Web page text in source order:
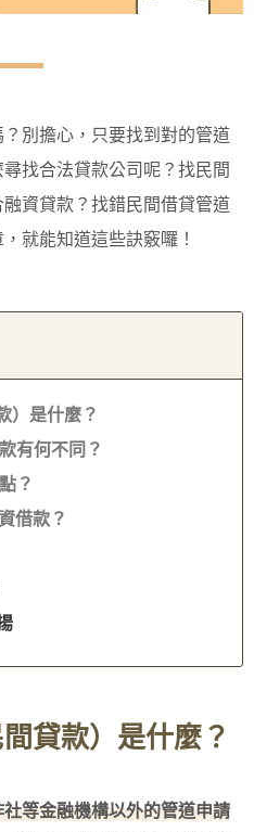
別擔心，只要找到對的管道
找合法貸款公司呢？找民間
資貸款？找錯民間借貸管道
就能知道這些訣竅囉！
）是什麼？
有何不同？
？
借款？
貸款）是什麼？
等金融機構以外的管道申請